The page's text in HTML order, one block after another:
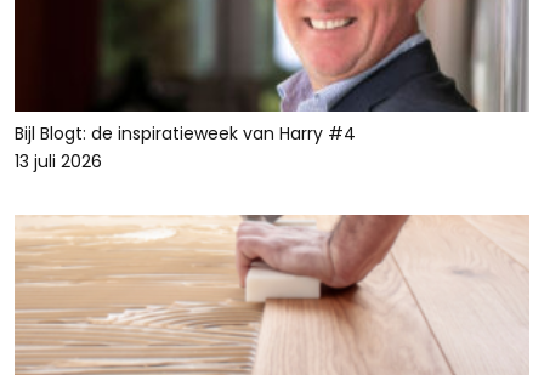
Bijl Blogt: de inspiratieweek van Harry #4
13 juli 2026